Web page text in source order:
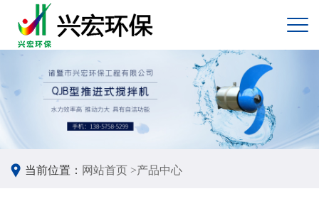
当前位置： 网站首页 >产品中心